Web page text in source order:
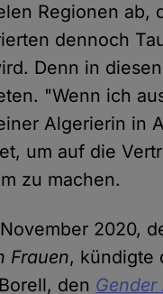
Regionen ab,
dennoch
Denn in
"Wenn ich
Algerierin in
um auf die
zu machen.
2020,
Frauen, kündigte
den